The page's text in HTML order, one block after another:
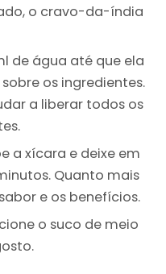
o cravo-da-índia
de água até que ela
os ingredientes.
a liberar todos os
a xícara e deixe em
Quanto mais
e os benefícios.
o suco de meio